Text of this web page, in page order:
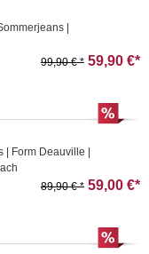
|
99,90 € * 59,90 €*
| Form Deauville |
89,90 € * 59,00 €*